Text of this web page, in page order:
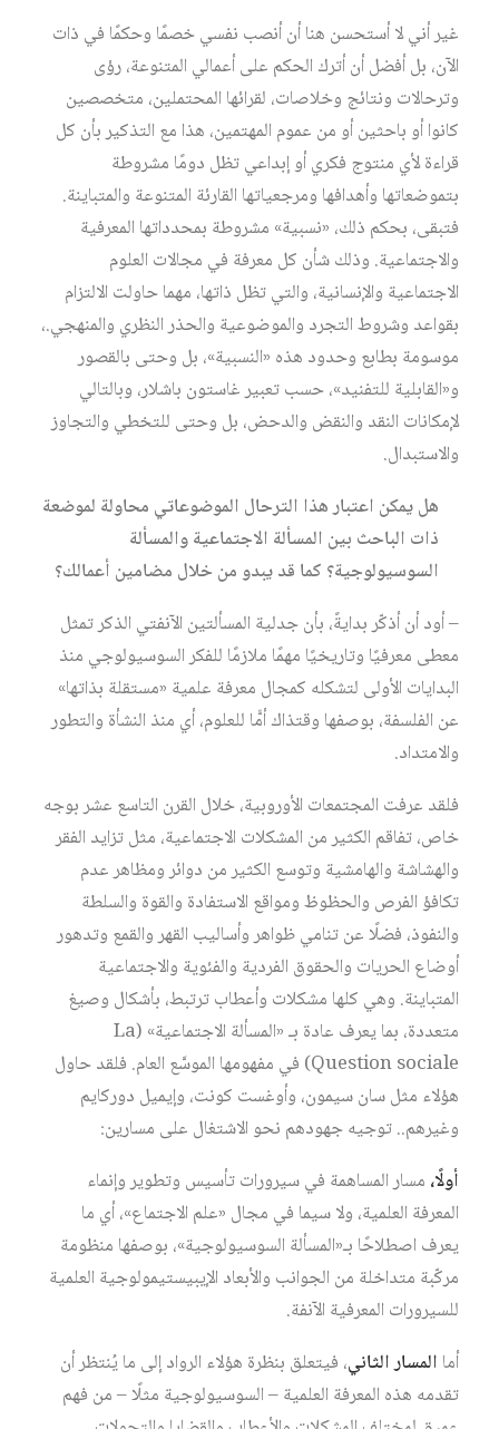
غير أني لا أستحسن هنا أن أنصب نفسي خصمًا وحكمًا في ذات
الآن، بل أفضل أن أترك الحكم على أعمالي المتنوعة، رؤى
وترحالات ونتائج وخلاصات، لقرائها المحتملين، متخصصين
كانوا أو باحثين أو من عموم المهتمين، هذا مع التذكير بأن كل
قراءة لأي منتوج فكري أو إبداعي تظل دومًا مشروطة
بتموضعاتها وأهدافها ومرجعياتها القارئة المتنوعة والمتباينة.
فتبقى، بحكم ذلك، «نسبية» مشروطة بمحدداتها المعرفية
والاجتماعية. وذلك شأن كل معرفة في مجالات العلوم
الاجتماعية والإنسانية، والتي تظل ذاتها، مهما حاولت الالتزام
بقواعد وشروط التجرد والموضوعية والحذر النظري والمنهجي.،
موسومة بطابع وحدود هذه «النسبية»، بل وحتى بالقصور
و«القابلية للتفنيد»، حسب تعبير غاستون باشلار، وبالتالي
لإمكانات النقد والنقض والدحض، بل وحتى للتخطي والتجاوز
والاستبدال.
هل يمكن اعتبار هذا الترحال الموضوعاتي محاولة لموضعة
ذات الباحث بين المسألة الاجتماعية والمسألة
السوسيولوجية؟ كما قد يبدو من خلال مضامين أعمالك؟
– أود أن أذكّر بدايةً، بأن جدلية المسألتين الآنفتي الذكر تمثل
معطى معرفيًا وتاريخيًا مهمًا ملازمًا للفكر السوسيولوجي منذ
البدايات الأولى لتشكله كمجال معرفة علمية «مستقلة بذاتها»
عن الفلسفة، بوصفها وقتذاك أمًّا للعلوم، أي منذ النشأة والتطور
والامتداد.
فلقد عرفت المجتمعات الأوروبية، خلال القرن التاسع عشر بوجه
خاص، تفاقم الكثير من المشكلات الاجتماعية، مثل تزايد الفقر
والهشاشة والهامشية وتوسع الكثير من دوائر ومظاهر عدم
تكافؤ الفرص والحظوظ ومواقع الاستفادة والقوة والسلطة
والنفوذ، فضلًا عن تنامي ظواهر وأساليب القهر والقمع وتدهور
أوضاع الحريات والحقوق الفردية والفئوية والاجتماعية
المتباينة. وهي كلها مشكلات وأعطاب ترتبط، بأشكال وصيغ
متعددة، بما يعرف عادة بـ «المسألة الاجتماعية» (La
Question sociale) في مفهومها الموسَّع العام. فلقد حاول
هؤلاء مثل سان سيمون، وأوغست كونت، وإيميل دوركايم
وغيرهم.. توجيه جهودهم نحو الاشتغال على مسارين:
أولًا، مسار المساهمة في سيرورات تأسيس وتطوير وإنماء
المعرفة العلمية، ولا سيما في مجال «علم الاجتماع»، أي ما
يعرف اصطلاحًا بـ«المسألة السوسيولوجية»، بوصفها منظومة
مركّبة متداخلة من الجوانب والأبعاد الإيبيستيمولوجية العلمية
للسيرورات المعرفية الآنفة.
أما المسار الثاني، فيتعلق بنظرة هؤلاء الرواد إلى ما يُنتظر أن
تقدمه هذه المعرفة العلمية – السوسيولوجية مثلًا – من فهم